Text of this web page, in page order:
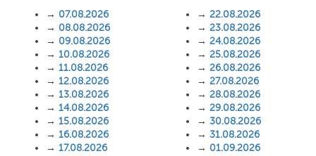
→ 07.08.2026
→ 08.08.2026
→ 09.08.2026
→ 10.08.2026
→ 11.08.2026
→ 12.08.2026
→ 13.08.2026
→ 14.08.2026
→ 15.08.2026
→ 16.08.2026
→ 17.08.2026
→ 22.08.2026
→ 23.08.2026
→ 24.08.2026
→ 25.08.2026
→ 26.08.2026
→ 27.08.2026
→ 28.08.2026
→ 29.08.2026
→ 30.08.2026
→ 31.08.2026
→ 01.09.2026